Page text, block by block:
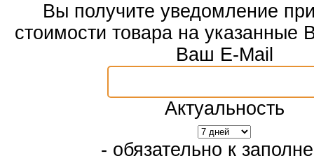
Вы получите уведомление
стоимости товара на указанные
Ваш E-Mail
Актуальность
- обязательно к